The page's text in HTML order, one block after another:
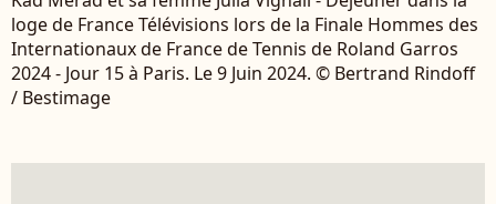
loge de France Télévisions lors de la Finale Hommes des
Internationaux de France de Tennis de Roland Garros
2024 - Jour 15 à Paris. Le 9 Juin 2024. © Bertrand Rindoff
/ Bestimage